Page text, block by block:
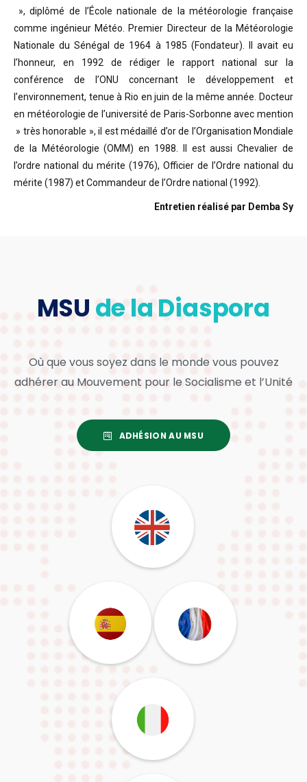
», diplômé de l’École nationale de la météorologie française
comme ingénieur Météo. Premier Directeur de la Météorologie
Nationale du Sénégal de 1964 à 1985 (Fondateur). Il avait eu
l’honneur, en 1992 de rédiger le rapport national sur la
conférence de l’ONU concernant le développement et
l’environnement, tenue à Rio en juin de la même année.
Docteur
en météorologie de l’université de Paris-Sorbonne avec mention
» très honorable », il est médaillé d’or de l’Organisation Mondiale
de la Météorologie (OMM) en 1988. Il est aussi Chevalier de
l’ordre national du mérite (1976), Officier de l’Ordre national du
mérite (1987) et Commandeur de l’Ordre national (1992).
Entretien réalisé par Demba Sy
MSU de la Diaspora
Où que vous soyez dans le monde vous pouvez
adhérer au Mouvement pour le Socialisme et l’Unité
ADHÉSION AU MSU